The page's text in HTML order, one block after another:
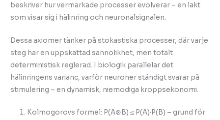
beskriver hur vermarkade processer evolverar – en lakt
som visar sig i hälinring och neuronalsignalen.
Dessa axiomer tänker på stokastiska processer, där varje
steg har en uppskattad sannolikhet, men totalt
deterministisk reglerad. I biologik parallelar det
hälinringens varianc, varför neuroner ständigt svarar på
stimulering – en dynamisk, niemodiga kroppsekonomi.
Kolmogorovs formel: P(A⊗B) ≤ P(A)·P(B) – grund för